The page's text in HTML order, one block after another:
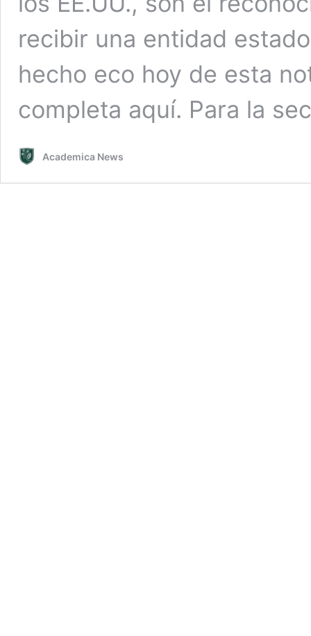
recibir una entidad
hecho eco hoy de esta
completa aquí. Para la
Academica News